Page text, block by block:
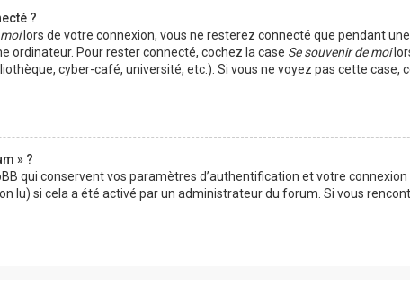
?
lors de votre connexion, vous ne resterez connecté que pendant
ordinateur. Pour rester connecté, cochez la case Se souvenir de moi
cyber-café, université, etc.). Si vous ne voyez pas cette
» ?
qui conservent vos paramètres d’authentification et votre
lu) si cela a été activé par un administrateur du forum. Si vous